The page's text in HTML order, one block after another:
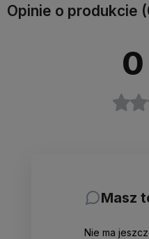
Opinie o produkcie
0
Masz
Nie ma